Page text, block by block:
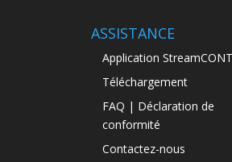
ASSISTANCE
Application
Téléchargement
FAQ | Déclaration de
conformité
Contactez-nous